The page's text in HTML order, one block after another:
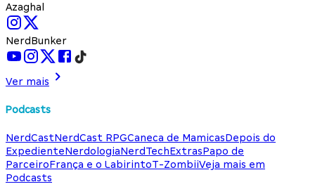
Azaghal
NerdBunker
Ver mais
Podcasts
NerdCastNerdCast RPGCaneca de MamicasDepois do
ExpedienteNerdologiaNerdTechExtrasPapo de
ParceiroFrança e o LabirintoT-ZombiiVeja mais em
Podcasts